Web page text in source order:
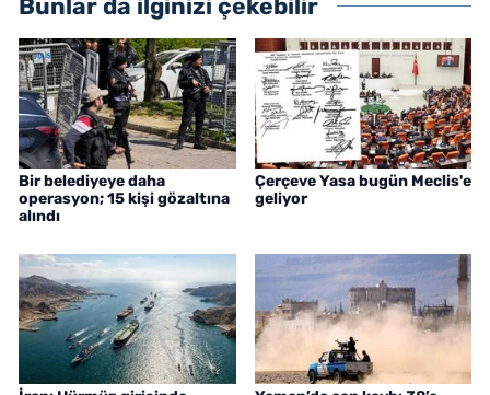
Bunlar da ilginizi çekebilir
Bir belediyeye daha
operasyon; 15 kişi gözaltına
alındı
Çerçeve Yasa bugün Meclis'e
geliyor